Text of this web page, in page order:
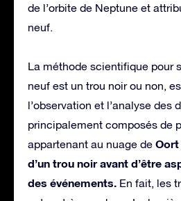
de l’orbite de Neptune et
neuf.
La méthode scientifique pour
neuf est un trou noir ou non,
l’observation et l’analyse des
principalement composés de
appartenant au nuage de Oort
d’un trou noir avant d’être
des événements. En fait, les